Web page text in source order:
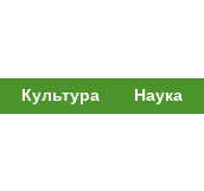
Культура Наука